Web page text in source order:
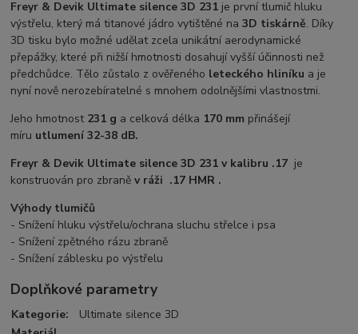
Freyr & Devik Ultimate silence 3D 231 je první tlumič hluku
výstřelu, který má titanové jádro vytištěné na3D tiskárně. Díky
3D tisku bylo možné udělat zcela unikátní aerodynamické
přepážky, které při nižší hmotnosti dosahují vyšší účinnosti než
předchůdce. Tělo zůstalo z ověřeného leteckého hliníku a je
nyní nově nerozebíratelné s mnohem odolnějšími vlastnostmi.
Jeho hmotnost231 g a celková délka 170 mm přinášejí
míru utlumení 32-38 dB.
Freyr & Devik Ultimate silence 3D 231 v kalibru .17 je
konstruován pro zbraně v ráži .17 HMR .
Výhody tlumičů
- Snížení hluku výstřelu/ochrana sluchu střelce i psa
- Snížení zpětného rázu zbraně
- Snížení záblesku po výstřelu
Doplňkové parametry
Kategorie:
Ultimate silence 3D